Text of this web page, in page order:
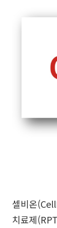
셀비온
치료제